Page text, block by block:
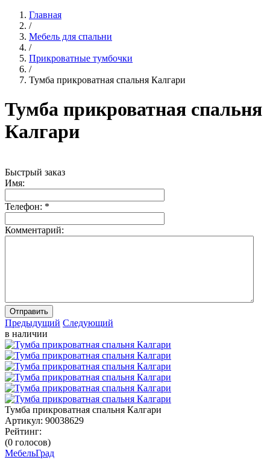
Главная
/
Мебель для спальни
/
Прикроватные тумбочки
/
Тумба прикроватная спальня Калгари
Тумба прикроватная спальня
Калгари
Быстрый заказ
Имя:
Телефон: *
Комментарий:
Отправить
Предыдущий Следующий
в наличии
Тумба прикроватная спальня Калгари
Артикул: 90038629
Рейтинг:
(0 голосов)
МебельГрад